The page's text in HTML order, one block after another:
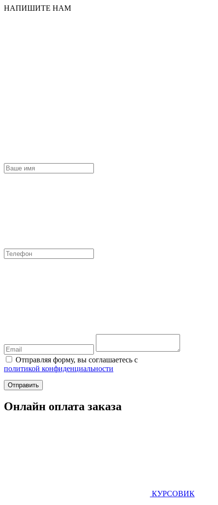
НАПИШИТЕ НАМ
Отправляя форму, вы соглашаетесь с
политикой конфиденциальности
Отправить
Онлайн оплата заказа
КУРСОВИК